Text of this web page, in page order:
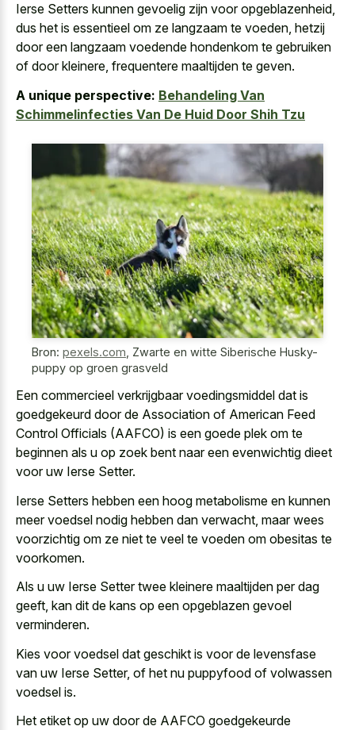
Ierse Setters kunnen gevoelig zijn voor opgeblazenheid,
dus het is essentieel om ze langzaam te voeden, hetzij
door een langzaam voedende hondenkom te gebruiken
of door kleinere, frequentere maaltijden te geven.
A unique perspective: Behandeling Van
Schimmelinfecties Van De Huid Door Shih Tzu
Bron: pexels.com Zwarte en witte Siberische Husky-
puppy op groen grasveld
Een commercieel verkrijgbaar voedingsmiddel dat is
goedgekeurd door de Association of American Feed
Control Officials (AAFCO) is een goede plek om te
beginnen als u op zoek bent naar een evenwichtig dieet
voor uw Ierse Setter.
Ierse Setters hebben een hoog metabolisme en kunnen
meer voedsel nodig hebben dan verwacht, maar wees
voorzichtig om ze niet te veel te voeden om obesitas te
voorkomen.
Als u uw Ierse Setter twee kleinere maaltijden per dag
geeft, kan dit de kans op een opgeblazen gevoel
verminderen.
Kies voor voedsel dat geschikt is voor de levensfase
van uw Ierse Setter, of het nu puppyfood of volwassen
voedsel is.
Het etiket op uw door de AAFCO goedgekeurde